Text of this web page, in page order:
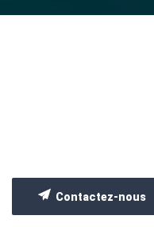
terroir, je me fais
les histoires et
Contactez-nous